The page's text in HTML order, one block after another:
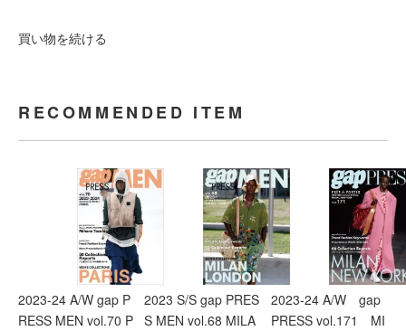
買い物を続ける
RECOMMENDED ITEM
2023-24 A/W gap P
RESS MEN vol.70 P
2023 S/S gap PRES
S MEN vol.68 MILA
2023-24 A/W gap
PRESS vol.171 MI